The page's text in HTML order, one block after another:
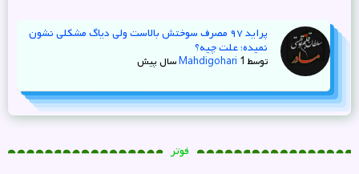
پراید ۹۷ مصرف سوختش بالاست ولی دیاگ مشکلی نشون
نمیده؛ علت چیه؟
توسط Mahdigohari 1 سال پیش
فوتر